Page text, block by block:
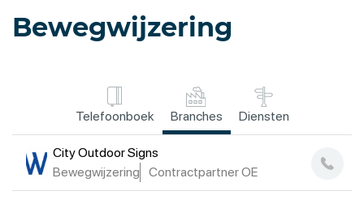
Bewegwijzering
Telefoonboek Branches Diensten
City Outdoor Signs
Bewegwijzering
Contractpartner OE